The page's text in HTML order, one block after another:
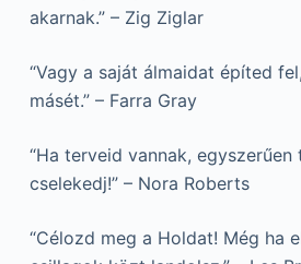
akarnak.” – Zig Ziglar
“Vagy a saját álmaidat építed
másét.” – Farra Gray
“Ha terveid vannak,
cselekedj!” – Nora Roberts
“Célozd meg a Holdat! Még ha